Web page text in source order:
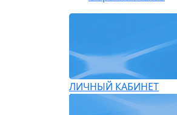
ЛИЧНЫЙ КАБИНЕТ